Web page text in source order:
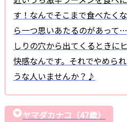
す！なんでそこまで食べたく
ら一つ思いあたるのがあって
しりの穴から出てくるときに
快感なんです。それでやめら
うな人いませんか？♪
ヤマダカナコ（47歳）